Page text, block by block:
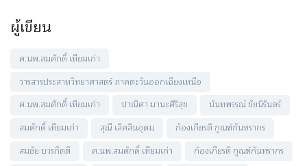
ผู้เขียน
ศ.นพ.สมศักดิ์ เทียมเก่า
วารสารประสาทวิทยาศาสตร์ ภาคตะวันออกเฉียงเหนือ
ศ.นพ.สมศักดิ์ เทียมเก่า
ปาณิศา มานะศิริสุข
นันทพรรณ์ ชัยนิรันดร์
สมศักดิ์ เทียมเก่า
สุณี เลิศสินอุดม
ก้องเกียรติ กูณฑ์กันทรากร
สมชัย บวรกิตติ
ศ.นพ.สมศักดิ์ เทียมเก่า
ก้องเกียรติ กูณฑ์กันทรากร